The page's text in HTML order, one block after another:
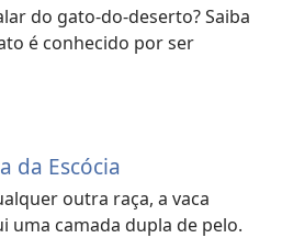
do gato-do-deserto? Saiba
é conhecido por ser
da Escócia
outra raça, a vaca
uma camada dupla de pelo.